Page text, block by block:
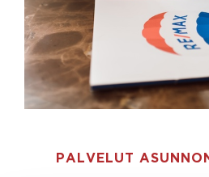
PALVELUT